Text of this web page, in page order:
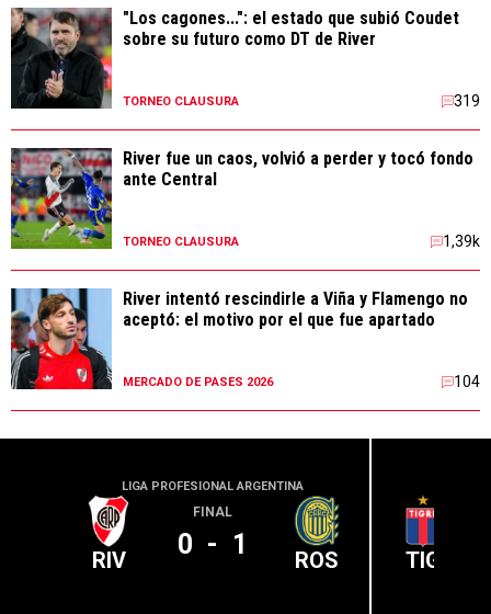
"Los cagones...": el estado que subió Coudet
sobre su futuro como DT de River
TORNEO CLAUSURA 319
River fue un caos, volvió a perder y tocó fondo
ante Central
TORNEO CLAUSURA 1,39k
River intentó rescindirle a Viña y Flamengo no
aceptó: el motivo por el que fue apartado
MERCADO DE PASES 2026 104
LIGA PROFESIONAL ARGENTINA
RIV
FINAL
0 - 1 ROS TIG